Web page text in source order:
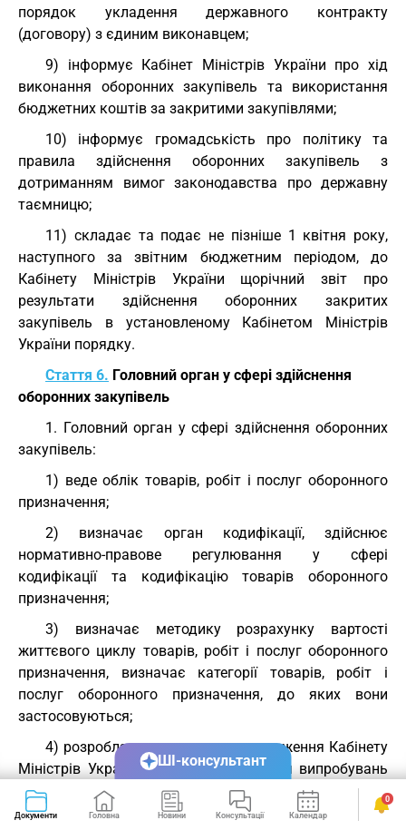
порядок укладення державного контракту
(договору) з єдиним виконавцем;
9) інформує Кабінет Міністрів України про хід
виконання оборонних закупівель та використання
бюджетних коштів за закритими закупівлями;
10) інформує громадськість про політику та
правила здійснення оборонних закупівель з
дотриманням вимог законодавства про державну
таємницю;
11) складає та подає не пізніше 1 квітня року,
наступного за звітним бюджетним періодом, до
Кабінету Міністрів України щорічний звіт про
результати здійснення оборонних закритих
закупівель в установленому Кабінетом Міністрів
України порядку.
Стаття 6. Головний орган у сфері здійснення
оборонних закупівель
1. Головний орган у сфері здійснення оборонних
закупівель:
1) веде облік товарів, робіт і послуг оборонного
призначення;
2) визначає орган кодифікації, здійснює
нормативно-правове регулювання у сфері
кодифікації та кодифікацію товарів оборонного
призначення;
3) визначає методику розрахунку вартості
життєвого циклу товарів, робіт і послуг оборонного
призначення, визначає категорії товарів, робіт і
послуг оборонного призначення, до яких вони
застосовуються;
4) розробляє та подає на затвердження Кабінету
Міністрів України порядок проведення випробувань
зразків озброєнь та військової техніки;
5) розробляє методологію формування потреб на
Документи Головна Новини Консультації Календар Сервіси
0
ШІ-консультант